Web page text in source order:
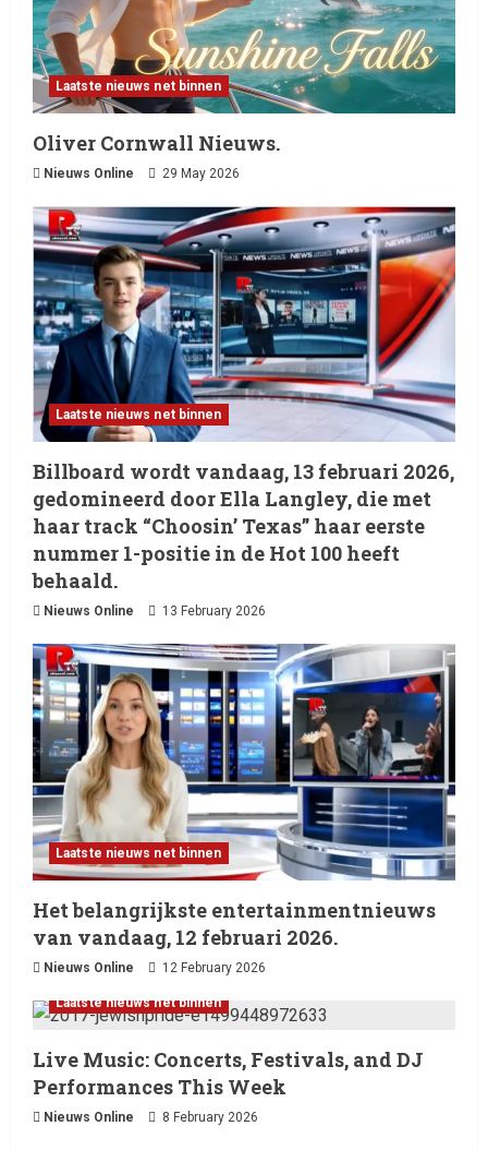
Laatste nieuws net binnen
Oliver Cornwall Nieuws.
Nieuws Online 29 May 2026
Laatste nieuws net binnen
Billboard wordt vandaag, 13 februari 2026,
gedomineerd door Ella Langley, die met
haar track “Choosin’ Texas” haar eerste
nummer 1-positie in de Hot 100 heeft
behaald.
Nieuws Online 13 February 2026
Laatste nieuws net binnen
Het belangrijkste entertainmentnieuws
van vandaag, 12 februari 2026.
Nieuws Online 12 February 2026
Laatste nieuws net binnen
Live Music: Concerts, Festivals, and DJ
Performances This Week
Nieuws Online 8 February 2026